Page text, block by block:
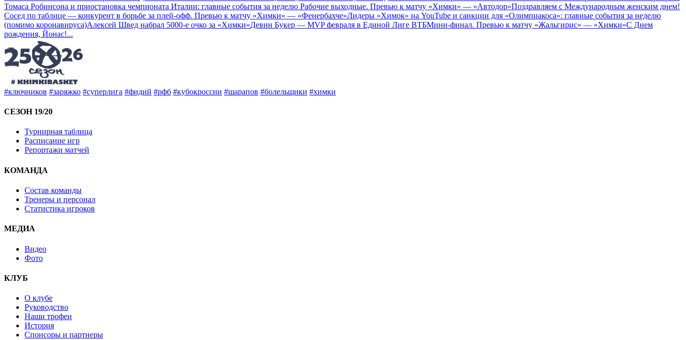
Томаса Робинсона и приостановка чемпионата Италии: главные события за неделю Рабочие выходные. Превью к матчу «Химки» — «Автодор»Поздравляем с Международным женским днем!
Сосед по таблице — конкурент в борьбе за плей-офф. Превью к матчу «Химки» — «Фенербахче»Лидеры «Химок» на YouTube и санкции для «Олимпиакоса»: главные события за неделю
(помимо коронавируса)Алексей Швед набрал 5000-е очко за «Химки»Девин Букер — MVP февраля в Единой Лиге ВТБМини-финал. Превью к матчу «Жальгирис» — «Химки»С Днем
рождения, Йонас!...
#ключников #заряжко #суперлига #фидий #рфб #кубокроссии #шарапов #болельщики #химки
СЕЗОН 19/20
Турнирная таблица
Расписание игр
Репортажи матчей
КОМАНДА
Состав команды
Тренеры и персонал
Статистика игроков
МЕДИА
Видео
Фото
КЛУБ
О клубе
Руководство
Наши трофеи
История
Спонсоры и партнеры